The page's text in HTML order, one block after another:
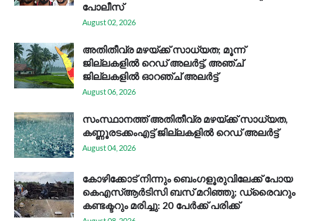
പോലീസ്
August 02, 2026
അതിതീവ്ര മഴയ്ക്ക് സാധ്യത; മൂന്ന്
ജില്ലകളിൽ റെഡ് അലർട്ട്, അഞ്ച്
ജില്ലകളിൽ ഓറഞ്ച് അലർട്ട്
August 06, 2026
സം​സ്ഥാ​ന​ത്ത് അ​തി​തീ​വ്ര മ​ഴ​യ്ക്ക് സാ​ധ്യ​ത,
കണ്ണൂരടക്കംഎ​ട്ട് ജി​ല്ല​ക​ളി​ൽ റെ​ഡ് അ​ലർ​ട്ട്
August 04, 2026
കോഴിക്കോട് നിന്നും ബെംഗളൂരുവിലേക്ക് പോയ
കെഎസ്ആര്‍ടിസി ബസ് മറിഞ്ഞു; ഡ്രൈവറും
കണ്ടക്ടറും മരിച്ചു: 20 പേര്‍ക്ക് പരിക്ക്